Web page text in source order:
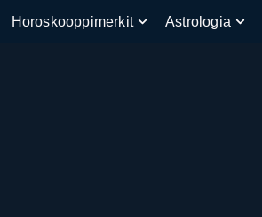
Horoskooppimerkit Astrologia